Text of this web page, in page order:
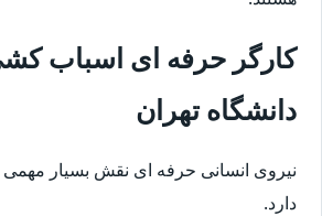
کارگر حرفه ای اسباب
دانشگاه تهران
نیروی انسانی حرفه ای نقش بسیار
دارد.